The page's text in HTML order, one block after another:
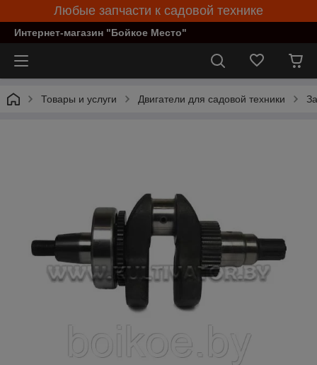
Любые запчасти к садовой технике
Интернет-магазин "Бойкое Место"
Товары и услуги Двигатели для садовой техники